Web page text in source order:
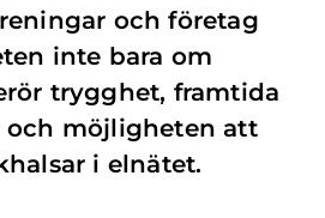
och företag
inte bara om
trygghet, framtida
möjligheten att
i elnätet.